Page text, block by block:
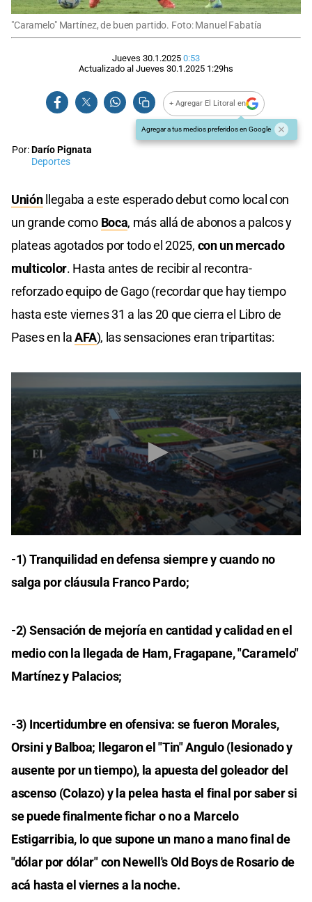
"Caramelo" Martínez, de buen partido. Foto: Manuel Fabatía
Jueves 30.1.2025 0:53
Actualizado al Jueves 30.1.2025 1:29hs
+ Agregar El Litoral en
Agregar a tus medios preferidos en Google
Por:Darío Pignata
Deportes
Uniónllegaba a este esperado debut como local con
un grande como Boca, más allá de abonos a palcos y
plateas agotados por todo el 2025, con un mercado
multicolor. Hasta antes de recibir al recontra-
reforzado equipo de Gago (recordar que hay tiempo
hasta este viernes 31 a las 20 que cierra el Libro de
Pases en laAFA), las sensaciones eran tripartitas:
of
minute,
-1) Tranquilidad en defensa siempre y cuando no
salga por cláusula Franco Pardo;
-2) Sensación de mejoría en cantidad y calidad en el
medio con la llegada de Ham, Fragapane, "Caramelo"
Martínez y Palacios;
-3) Incertidumbre en ofensiva: se fueron Morales,
Orsini y Balboa; llegaron el "Tin" Angulo (lesionado y
ausente por un tiempo), la apuesta del goleador del
ascenso (Colazo) y la pelea hasta el final por saber si
se puede finalmente fichar o no a Marcelo
Estigarribia, lo que supone un mano a mano final de
"dólar por dólar" con Newell's Old Boys de Rosario de
acá hasta el viernes a la noche.